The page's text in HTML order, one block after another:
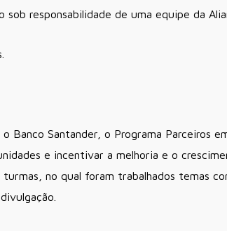
responsabilidade de uma equipe da
Banco Santander, o Programa Parceiros
e incentivar a melhoria e o
no qual foram trabalhados temas